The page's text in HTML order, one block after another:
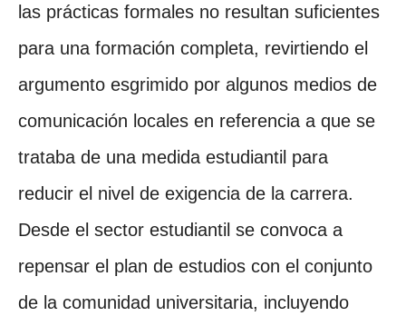
las prácticas formales no resultan suficientes
para una formación completa, revirtiendo el
argumento esgrimido por algunos medios de
comunicación locales en referencia a que se
trataba de una medida estudiantil para
reducir el nivel de exigencia de la carrera.
Desde el sector estudiantil se convoca a
repensar el plan de estudios con el conjunto
de la comunidad universitaria, incluyendo